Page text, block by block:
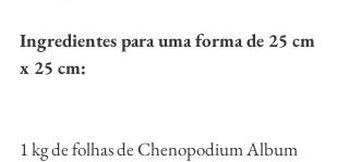
Ingredientes para uma forma de 25 cm
x 25 cm:
1 kg de folhas de Chenopodium Album